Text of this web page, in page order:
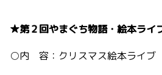
★第２回やまぐち物語・絵本ライ
○内 容：クリスマス絵本ライブ